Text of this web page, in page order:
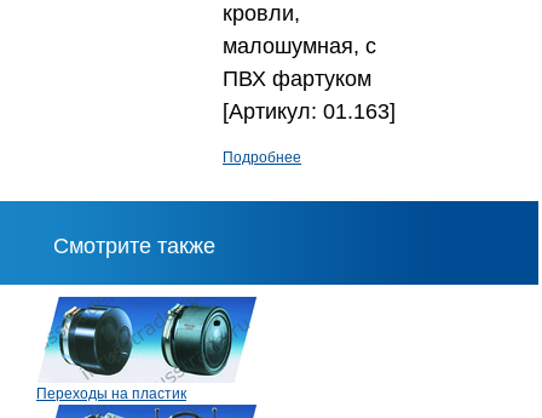
кровли,
малошумная, с
ПВХ фартуком
[Артикул: 01.163]
Подробнее
Смотрите также
Переходы на пластик